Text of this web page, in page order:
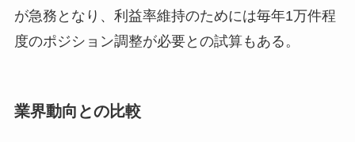
が急務となり、利益率維持のためには毎年1万件程
度のポジション調整が必要との試算もある。
業界動向との比較